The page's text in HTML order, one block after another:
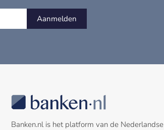
Aanmelden
Banken.nl is het platform van de Nederlandse